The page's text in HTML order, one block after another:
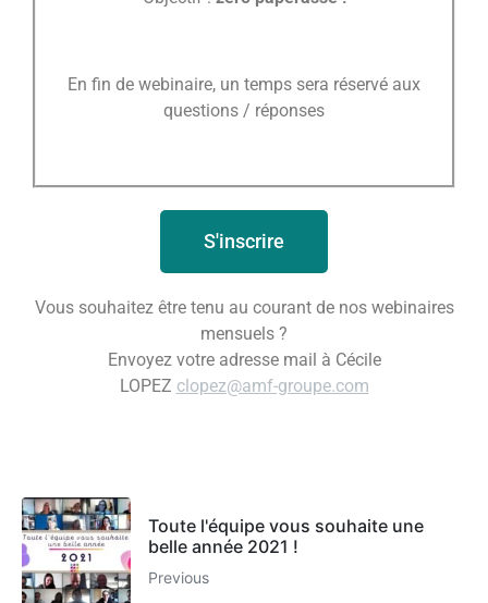
En fin de webinaire, un temps sera réservé aux
questions / réponses
S'inscrire
Vous souhaitez être tenu au courant de nos webinaires
mensuels ?
Envoyez votre adresse mail à Cécile
LOPEZ clopez@amf-groupe.com
Toute l'équipe vous souhaite une
belle année 2021 !
Previous